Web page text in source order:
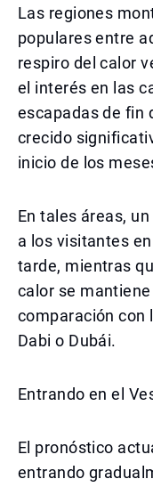
Las regiones
populares entre
respiro del calor
el interés en las
escapadas de fin
crecido
inicio de los
En tales áreas,
a los visitantes
tarde, mientras
calor se
comparación con
Dabi o Dubái.
Entrando en el
El pronóstico
entrando